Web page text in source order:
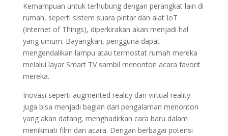
Kemampuan untuk terhubung dengan perangkat lain di
rumah, seperti sistem suara pintar dan alat IoT
(Internet of Things), diperkirakan akan menjadi hal
yang umum. Bayangkan, pengguna dapat
mengendalikan lampu atau termostat rumah mereka
melalui layar Smart TV sambil menonton acara favorit
mereka.
Inovasi seperti augmented reality dan virtual reality
juga bisa menjadi bagian dari pengalaman menonton
yang akan datang, menghadirkan cara baru dalam
menikmati film dan acara. Dengan berbagai potensi